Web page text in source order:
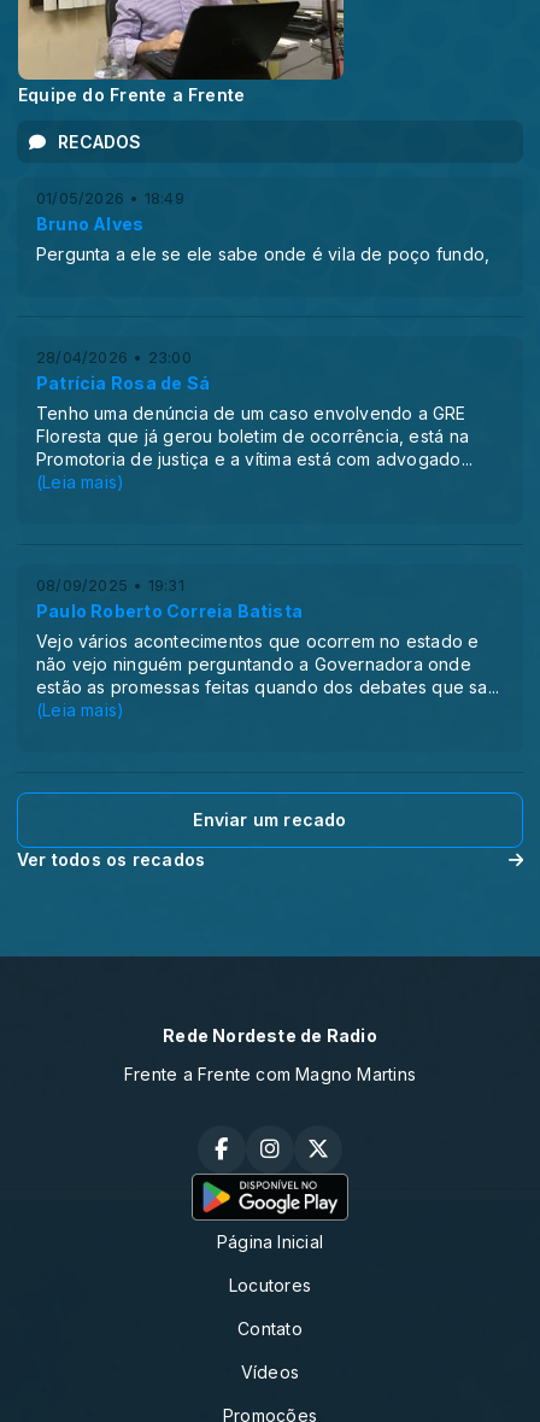
Equipe do Frente a Frente
RECADOS
Bruno Alves
01/05/2026 • 18:49
Pergunta a ele se ele sabe onde é vila de poço fundo,
Patrícia Rosa de Sá
28/04/2026 • 23:00
Tenho uma denúncia de um caso envolvendo a GRE
Floresta que já gerou boletim de ocorrência, está na
Promotoria de justiça e a vítima está com advogado...
(Leia mais)
Paulo Roberto Correia Batista
08/09/2025 • 19:31
Vejo vários acontecimentos que ocorrem no estado e
não vejo ninguém perguntando a Governadora onde
estão as promessas feitas quando dos debates que sa...
(Leia mais)
Enviar um recado
Ver todos os recados
Rede Nordeste de Radio
Frente a Frente com Magno Martins
Página Inicial
Locutores
Contato
Vídeos
Promoções